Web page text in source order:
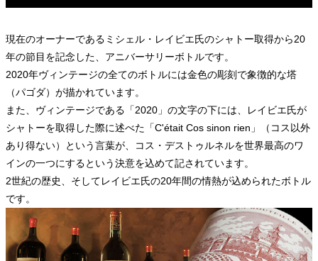
現在のオーナーであるミシェル・レイビエ氏のシャトー取得から20
年の節目を記念した、アニバーサリーボトルです。
2020年ヴィンテージの全てのボトルには金色の彫刻で象徴的な塔
（パゴダ）が描かれています。
また、ヴィンテージである「2020」の文字の下には、レイビエ氏が
シャトーを取得した際に述べた「C'était Cos sinon rien」（コス以外
あり得ない）という言葉が、コス・デストゥルネルを世界最高のワ
インの一つにするという決意を込めて記されています。
2世紀の歴史、そしてレイビエ氏の20年間の情熱が込められたボトル
です。